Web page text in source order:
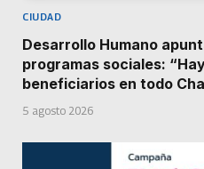
CIUDAD
Desarrollo Humano
programas sociales:
beneficiarios en todo
5 agosto 2026